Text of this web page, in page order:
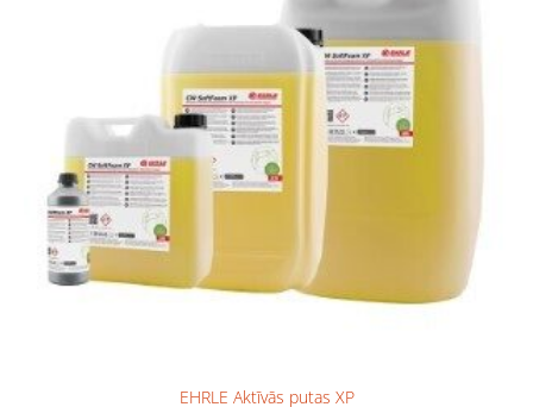
EHRLE Aktīvās putas XP